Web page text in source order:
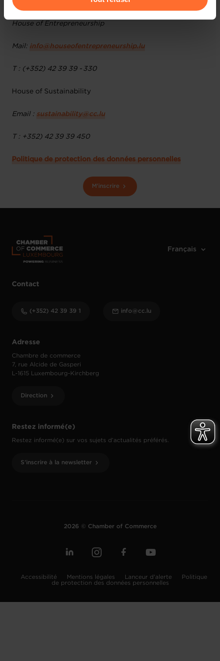
nous utilisons lescookies et sommes amenés à traiter
vos données personnelles, vous pouvez consulter notre
protection des données personnelles
House of Entrepreneurship
Mail: info@houseofentrepreneurship.lu
T : (+352) 42 39 39 - 330
House of Sustainability
Email : sustainability@cc.lu
T : +352) 42 39 39 450
Politique de protection des données personnelles
M'inscrire
Restez informé(e)
Restez informé(e) sur vos sujets d’actualités préférés.
S'inscrire à la newsletter
Adresse
Chambre de commerce
7, rue Alcide de Gasperi
L-1615 Luxembourg-Kirchberg
Direction
Contact
(+352) 42 39 39 1 info@cc.lu
2026 © Chamber of Commerce
Accessibilité Mentions légales Lanceur d'alerte
Politique
de protection des données personnelles